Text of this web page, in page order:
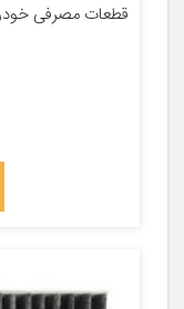
قطعات مصرفی